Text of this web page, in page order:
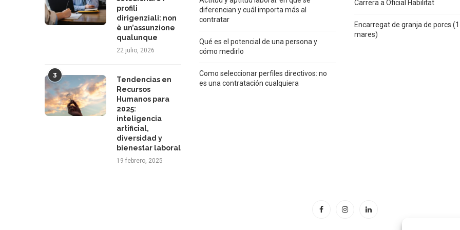
profili
dirigenziali: non
è un’assunzione
qualunque
22 julio, 2026
3
Tendencias en
Recursos
Humanos para
2025:
inteligencia
artificial,
diversidad y
bienestar laboral
19 febrero, 2025
diferencian y cuál importa más al
contratar
Qué es el potencial de una persona y
cómo medirlo
Como seleccionar perfiles directivos: no
es una contratación cualquiera
Carrera a Oficial Habilitat
Encarregat de granja de porcs
mares)